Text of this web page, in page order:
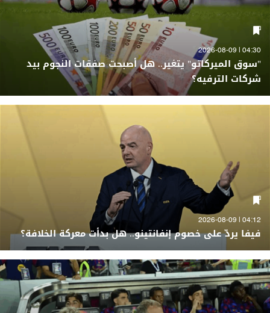
04:30 | 2026-08-09
"سوق الميركاتو" يتغير.. هل أصبحت صفقات النجوم بيد
شركات الترفيه؟
04:12 | 2026-08-09
فيفا يردّ على خصوم إنفانتينو.. هل بدأت معركة الخلافة؟